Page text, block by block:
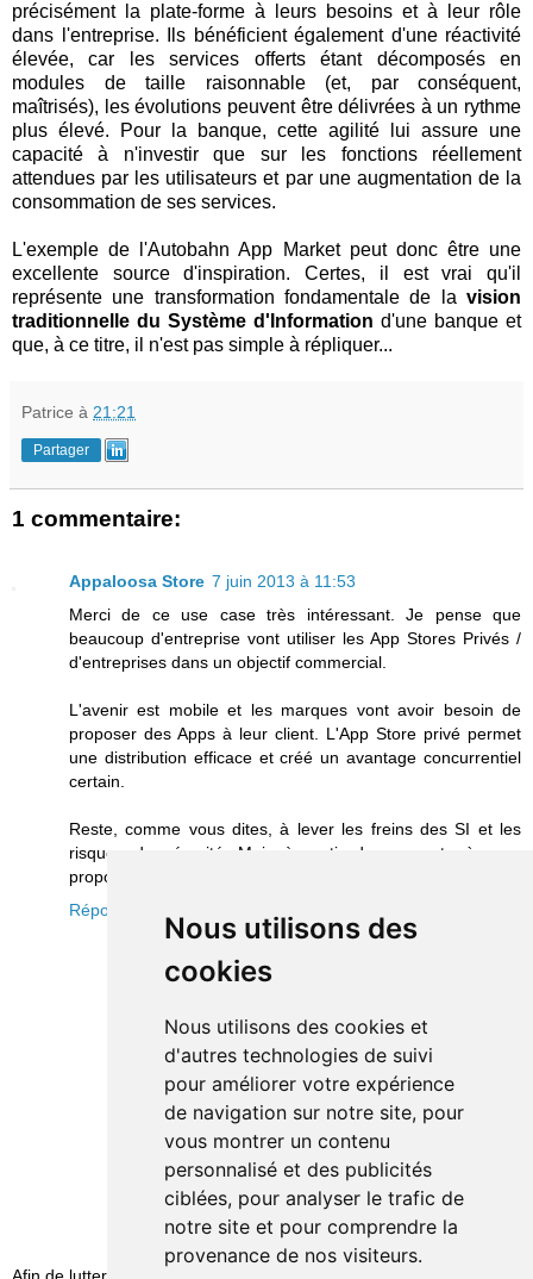
Nous utilisons des
cookies
Nous utilisons des cookies et
d'autres technologies de suivi
pour améliorer votre expérience
de navigation sur notre site, pour
vous montrer un contenu
personnalisé et des publicités
ciblées, pour analyser le trafic de
notre site et pour comprendre la
provenance de nos visiteurs.
précisément la plate-forme à leurs besoins et à leur rôle
dans l'entreprise. Ils bénéficient également d'une réactivité
élevée, car les services offerts étant décomposés en
modules de taille raisonnable (et, par conséquent,
maîtrisés), les évolutions peuvent être délivrées à un rythme
plus élevé. Pour la banque, cette agilité lui assure une
capacité à n'investir que sur les fonctions réellement
attendues par les utilisateurs et par une augmentation de la
consommation de ses services.
L'exemple de l'Autobahn App Market peut donc être une
excellente source d'inspiration. Certes, il est vrai qu'il
représente une transformation fondamentale de la vision
traditionnelle du Système d'Information d'une banque et
que, à ce titre, il n'est pas simple à répliquer...
Patrice à 21:21
Partager
1 commentaire:
Appaloosa Store 7 juin 2013 à 11:53
Merci de ce use case très intéressant. Je pense que
beaucoup d'entreprise vont utiliser les App Stores Privés /
d'entreprises dans un objectif commercial.
L'avenir est mobile et les marques vont avoir besoin de
proposer des Apps à leur client. L'App Store privé permet
une distribution efficace et créé un avantage concurrentiel
certain.
Reste, comme vous dites, à lever les freins des SI et les
risques de sécurité. Mais à partir du moment où vous
proposez des Apps, ce frein me semble déjà levé...
Répondre